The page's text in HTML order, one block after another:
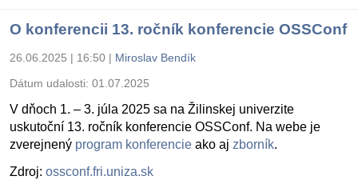
O konferencii 13. ročník konferencie OSSConf
26.06.2025 | 16:50 | Miroslav Bendík
Dátum udalosti: 01.07.2025
V dňoch 1. – 3. júla 2025 sa na Žilinskej univerzite
uskutoční 13. ročník konferencie OSSConf. Na webe je
zverejnený program konferencie ako aj zborník.
Zdroj: ossconf.fri.uniza.sk